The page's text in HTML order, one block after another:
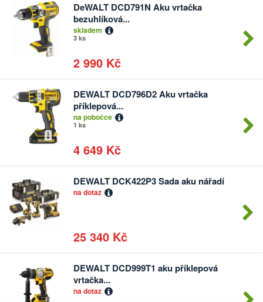
DeWALT DCD791N Aku vrtačka
bezuhlíková...
skladem
3 ks
2 990 Kč
Počet
kusů
DEWALT DCD796D2 Aku vrtačka
příklepová...
na pobočce
1 ks
4 649 Kč
Počet
kusů
DEWALT DCK422P3 Sada aku nářadí
na dotaz
25 340 Kč
Počet
kusů
DEWALT DCD999T1 aku příklepová
vrtačka...
na dotaz
Počet